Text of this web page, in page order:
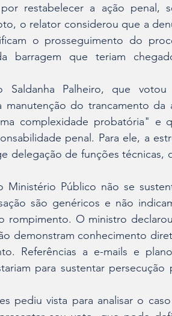
restabelecer a ação penal,
o relator considerou que a
o prosseguimento do
barragem que teriam
Palheiro, que votou
do trancamento da
complexidade probatória" e
penal. Para ele, a
delegação de funções técnicas,
Ministério Público não se
são genéricos e não
rompimento. O ministro
demonstram conhecimento
Referências a e-mails e
para sustentar persecução
pediu vista para analisar o